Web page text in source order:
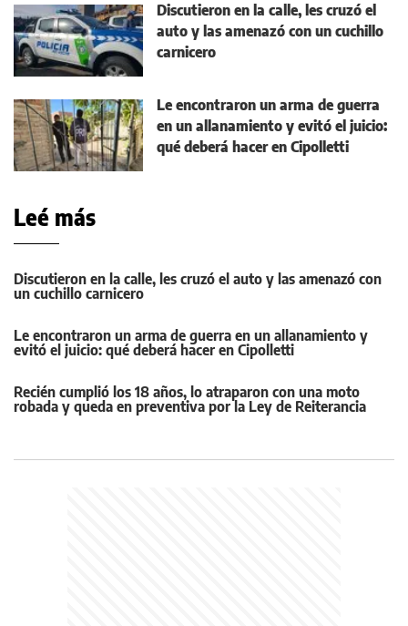
Discutieron en la calle, les cruzó el
auto y las amenazó con un cuchillo
carnicero
Le encontraron un arma de guerra
en un allanamiento y evitó el juicio:
qué deberá hacer en Cipolletti
Leé más
Discutieron en la calle, les cruzó el auto y las amenazó con
un cuchillo carnicero
Le encontraron un arma de guerra en un allanamiento y
evitó el juicio: qué deberá hacer en Cipolletti
Recién cumplió los 18 años, lo atraparon con una moto
robada y queda en preventiva por la Ley de Reiterancia